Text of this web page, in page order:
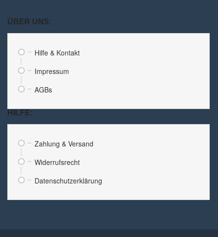
ÜBER UNS:
Hilfe & Kontakt
Impressum
AGBs
HILFE:
Zahlung & Versand
Widerrufsrecht
Datenschutzerklärung